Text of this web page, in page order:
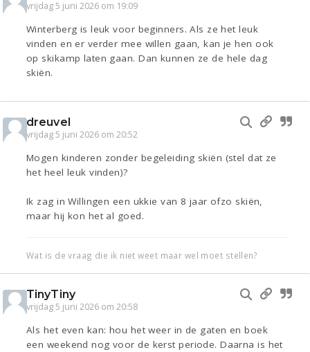
vrijdag 5 juni 2026 om 19:09
Winterberg is leuk voor beginners. Als ze het leuk
vinden en er verder mee willen gaan, kan je hen ook
op skikamp laten gaan. Dan kunnen ze de hele dag
skiën.
dreuvel
vrijdag 5 juni 2026 om 20:52
Mogen kinderen zonder begeleiding skiën (stel dat ze
het heel leuk vinden)?
Ik zag in Willingen een ukkie van 8 jaar ofzo skiën,
maar hij kon het al goed.
Wat is de vraag die ik niet weet maar wel moet stellen?
TinyTiny
vrijdag 5 juni 2026 om 20:58
Als het even kan: hou het weer in de gaten en boek
een weekend nog voor de kerst periode. Daarna is het